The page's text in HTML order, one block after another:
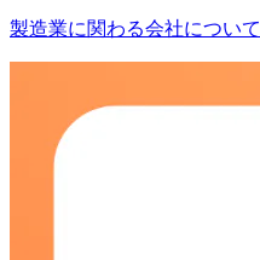
製造業に関わる会社について